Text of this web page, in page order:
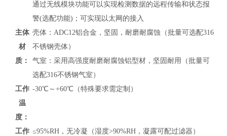
通过无线模块功能可以实现检测数据的远程传输和状态报
警(选配功能)；可实现以太网的接入
主体
材
质：
壳体：ADC12铝合金，坚固，耐磨耐腐蚀（批量可选配316
不锈钢壳体）
气室：采用高强度耐磨耐腐蚀铝型材，坚固耐用（批量可
选配316不锈钢气室）
工作
温
度：
-30℃～+60℃（特殊要求需定制）
工作 ≤95%RH，无冷凝（湿度>90%RH，凝露可配过滤器）